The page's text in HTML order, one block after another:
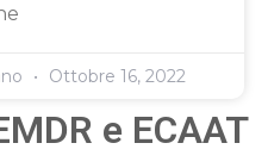
Ottobre 16, 2022
e ECAAT